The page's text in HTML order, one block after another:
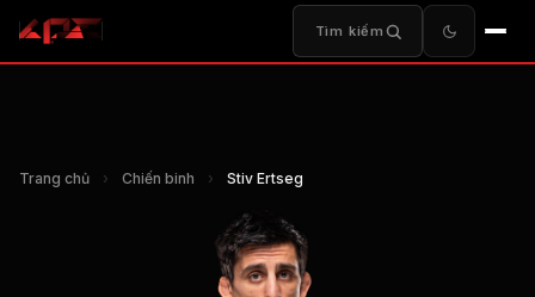
Tìm kiếm
Trang chủ › Chiến binh › Stiv Ertseg